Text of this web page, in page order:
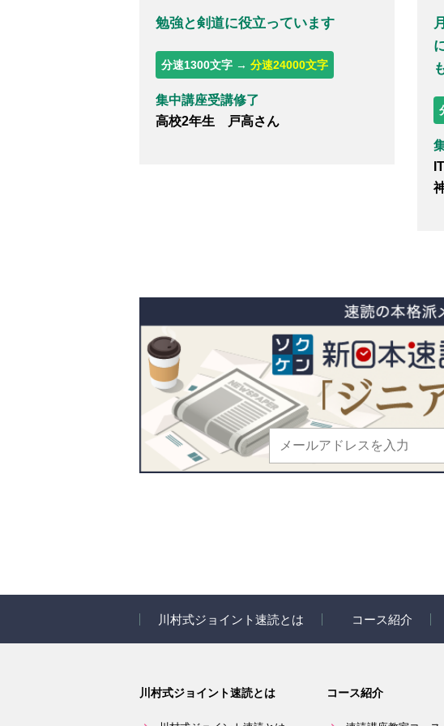
勉強と剣道に役立っています
分速1300文字 → 分速24000文字
集中講座受講修了
高校2年生 戸高さん
川村式ジョイント速読とは
信頼の実績
コース紹介
速読講座教室コース
川村式ジョイント速読とは コース紹介